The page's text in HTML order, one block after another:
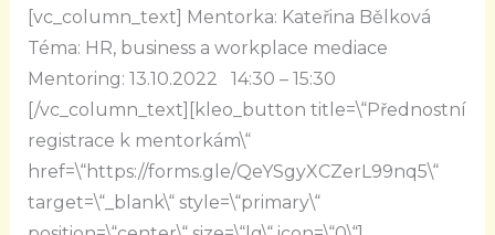
[vc_column_text] Mentorka: Kateřina Bělková
Téma: HR, business a workplace mediace
Mentoring: 13.10.2022 14:30 – 15:30
[/vc_column_text][kleo_button title=\“Přednostní
registrace k mentorkám\“
href=\“https://forms.gle/QeYSgyXCZerL99nq5\“
target=\“_blank\“ style=\“primary\“
mediace